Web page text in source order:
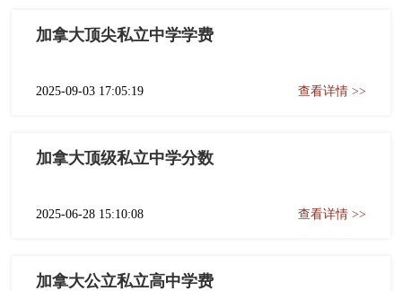
加拿大顶尖私立中学学费
2025-09-03 17:05:19 查看详情 >>
加拿大顶级私立中学分数
2025-06-28 15:10:08 查看详情 >>
加拿大公立私立高中学费